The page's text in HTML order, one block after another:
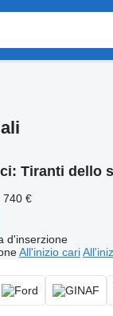
Tiranti dello
740 €
d'inserzione
All'inizio cari